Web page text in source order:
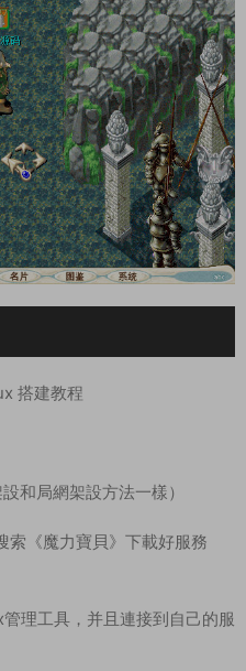
搭建教程
和局網架設方法一樣）
索《魔力寶貝》下載好服務
理工具，并且連接到自己的服